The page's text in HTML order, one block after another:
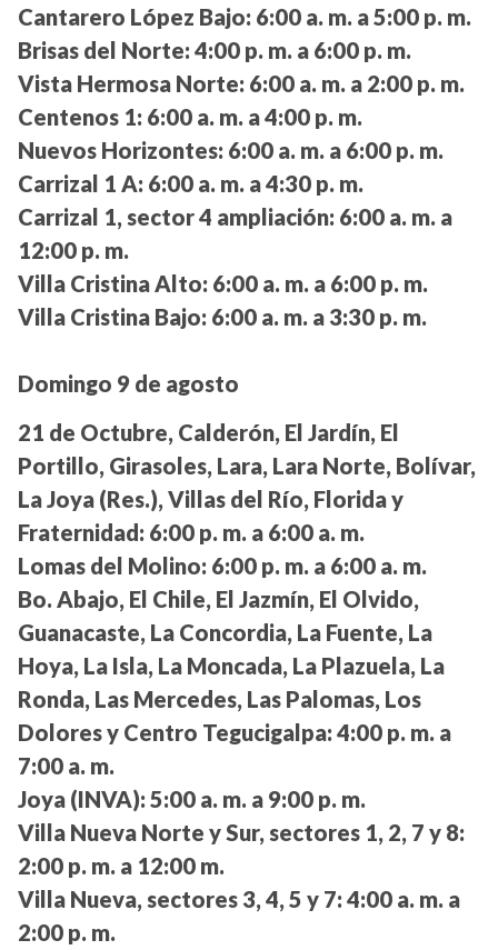
Cantarero López Bajo: 6:00 a. m. a 5:00 p. m.
Brisas del Norte: 4:00 p. m. a 6:00 p. m.
Vista Hermosa Norte: 6:00 a. m. a 2:00 p. m.
Centenos 1: 6:00 a. m. a 4:00 p. m.
Nuevos Horizontes: 6:00 a. m. a 6:00 p. m.
Carrizal 1 A: 6:00 a. m. a 4:30 p. m.
Carrizal 1, sector 4 ampliación: 6:00 a. m. a
12:00 p. m.
Villa Cristina Alto: 6:00 a. m. a 6:00 p. m.
Villa Cristina Bajo: 6:00 a. m. a 3:30 p. m.
Domingo 9 de agosto
21 de Octubre, Calderón, El Jardín, El
Portillo, Girasoles, Lara, Lara Norte, Bolívar,
La Joya (Res.), Villas del Río, Florida y
Fraternidad: 6:00 p. m. a 6:00 a. m.
Lomas del Molino: 6:00 p. m. a 6:00 a. m.
Bo. Abajo, El Chile, El Jazmín, El Olvido,
Guanacaste, La Concordia, La Fuente, La
Hoya, La Isla, La Moncada, La Plazuela, La
Ronda, Las Mercedes, Las Palomas, Los
Dolores y Centro Tegucigalpa: 4:00 p. m. a
7:00 a. m.
Joya (INVA): 5:00 a. m. a 9:00 p. m.
Villa Nueva Norte y Sur, sectores 1, 2, 7 y 8:
2:00 p. m. a 12:00 m.
Villa Nueva, sectores 3, 4, 5 y 7: 4:00 a. m. a
2:00 p. m.